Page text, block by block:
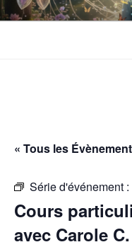
Aller
au
ESPACE
Gérée par l'Association
une meilleure inclusion
« Tous les
Série d'événement :
Cours
avec Carole C.